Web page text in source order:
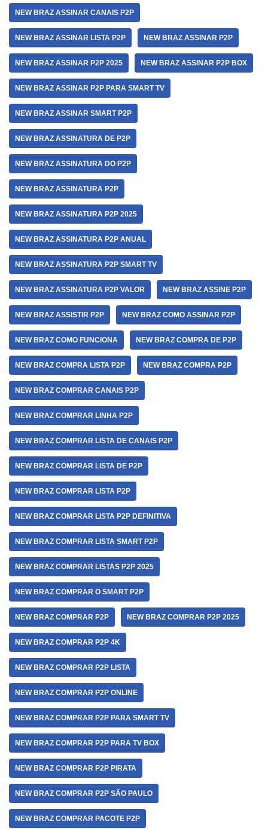
NEW BRAZ ASSINAR CANAIS P2P
NEW BRAZ ASSINAR LISTA P2P NEW BRAZ ASSINAR P2P
NEW BRAZ ASSINAR P2P 2025 NEW BRAZ ASSINAR P2P BOX
NEW BRAZ ASSINAR P2P PARA SMART TV
NEW BRAZ ASSINAR SMART P2P
NEW BRAZ ASSINATURA DE P2P
NEW BRAZ ASSINATURA DO P2P
NEW BRAZ ASSINATURA P2P
NEW BRAZ ASSINATURA P2P 2025
NEW BRAZ ASSINATURA P2P ANUAL
NEW BRAZ ASSINATURA P2P SMART TV
NEW BRAZ ASSINATURA P2P VALOR NEW BRAZ ASSINE P2P
NEW BRAZ ASSISTIR P2P NEW BRAZ COMO ASSINAR P2P
NEW BRAZ COMO FUNCIONA NEW BRAZ COMPRA DE P2P
NEW BRAZ COMPRA LISTA P2P NEW BRAZ COMPRA P2P
NEW BRAZ COMPRAR CANAIS P2P
NEW BRAZ COMPRAR LINHA P2P
NEW BRAZ COMPRAR LISTA DE CANAIS P2P
NEW BRAZ COMPRAR LISTA DE P2P
NEW BRAZ COMPRAR LISTA P2P
NEW BRAZ COMPRAR LISTA P2P DEFINITIVA
NEW BRAZ COMPRAR LISTA SMART P2P
NEW BRAZ COMPRAR LISTAS P2P 2025
NEW BRAZ COMPRAR O SMART P2P
NEW BRAZ COMPRAR P2P NEW BRAZ COMPRAR P2P 2025
NEW BRAZ COMPRAR P2P 4K
NEW BRAZ COMPRAR P2P LISTA
NEW BRAZ COMPRAR P2P ONLINE
NEW BRAZ COMPRAR P2P PARA SMART TV
NEW BRAZ COMPRAR P2P PARA TV BOX
NEW BRAZ COMPRAR P2P PIRATA
NEW BRAZ COMPRAR P2P SÃO PAULO
NEW BRAZ COMPRAR PACOTE P2P